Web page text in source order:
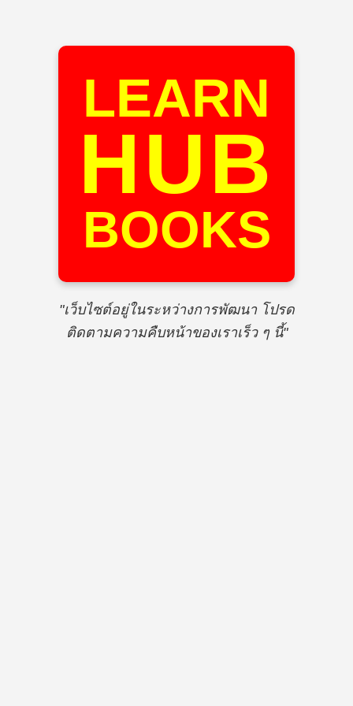
LEARN
HUB
BOOKS
"เว็บไซต์อยู่ในระหว่างการพัฒนา โปรด
ติดตามความคืบหน้าของเราเร็ว ๆ นี้"